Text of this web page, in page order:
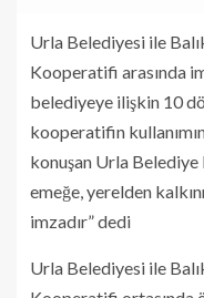
Urla Belediyesi ile
Kooperatifi arasında
belediyeye ilişkin 10
kooperatifin
konuşan Urla Belediye
emeğe, yerelden
imzadır” dedi
Urla Belediyesi ile